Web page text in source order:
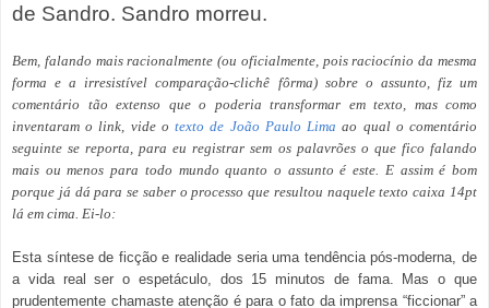
de Sandro. Sandro morreu.
Bem, falando mais racionalmente (ou oficialmente, pois raciocínio da mesma
forma e a irresistível comparação-clichê fôrma) sobre o assunto, fiz um
comentário tão extenso que o poderia transformar em texto, mas como
inventaram o link, vide otexto de João Paulo Limaao qual o comentário
seguinte se reporta, para eu registrar sem os palavrões o que fico falando
mais ou menos para todo mundo quanto o assunto é este. E assim é bom
porque já dá para se saber o processo que resultou naquele texto caixa 14pt
lá em cima. Ei-lo:
Esta síntese de ficção e realidade seria uma tendência pós-moderna, de
a vida real ser o espetáculo, dos 15 minutos de fama. Mas o que
prudentemente chamaste atenção é para o fato da imprensa “ficcionar” a